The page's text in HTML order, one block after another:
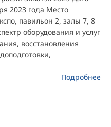
2023 года Место
павильон 2, залы 7, 8
оборудования и услуг
восстановления
Подробнее